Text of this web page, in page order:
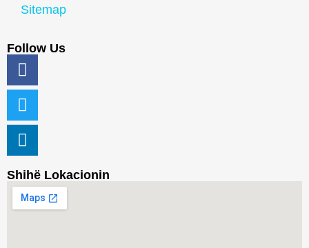
Sitemap
Follow Us
Shihë Lokacionin